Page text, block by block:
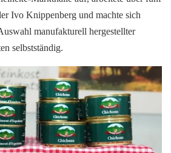
Ivo Knippenberg und machte sich
manufakturell hergestellter
selbstständig.